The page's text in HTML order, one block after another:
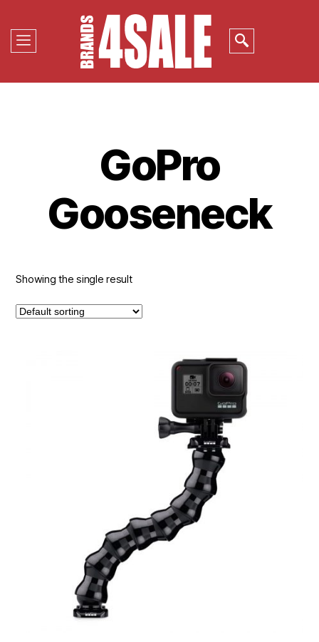
GoPro
Gooseneck
Showing the single result